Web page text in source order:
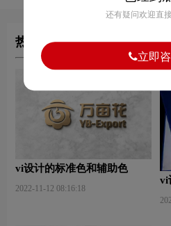
热门文章
vi设计的标准色和辅助色
2022-11-12 08:16:18
vi
还有疑问欢迎直
立即